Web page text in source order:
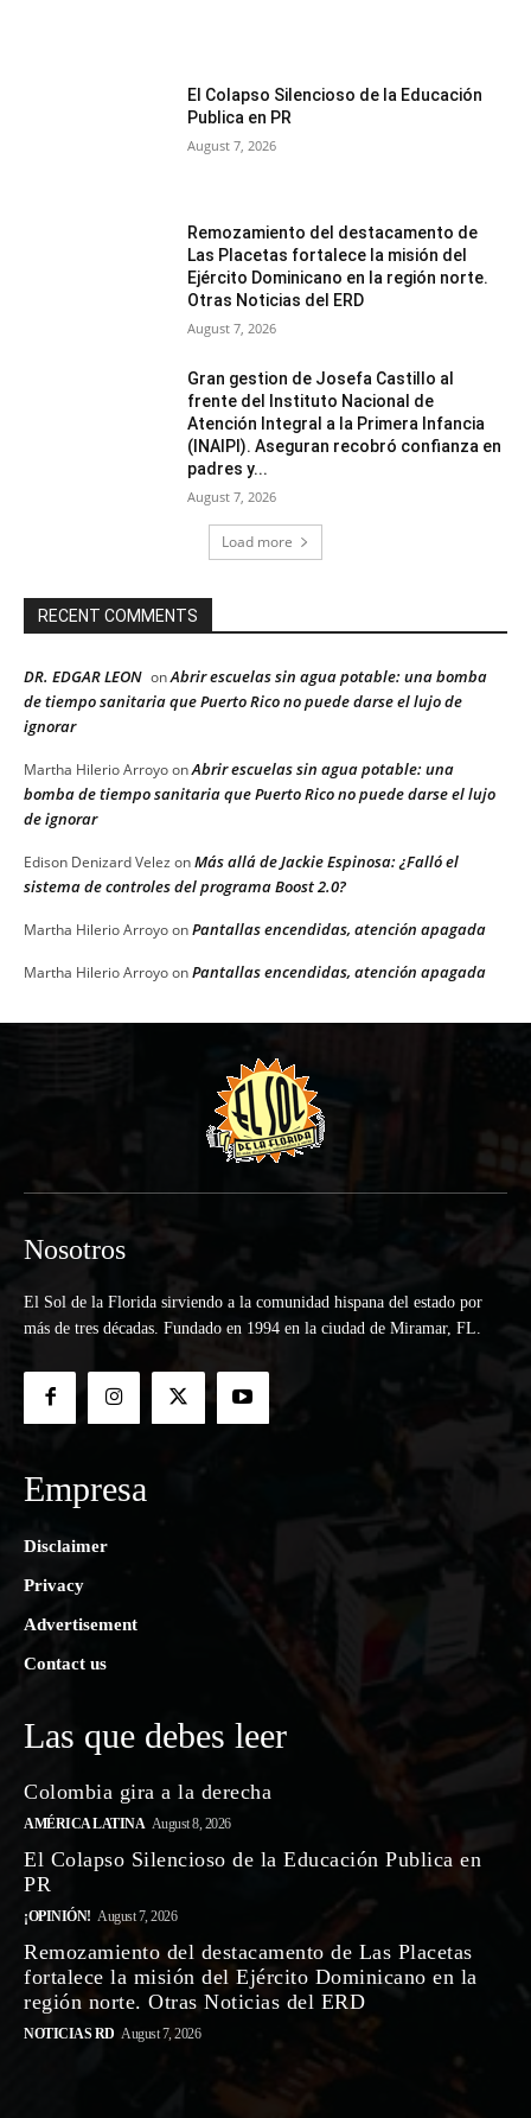
El Colapso Silencioso de la Educación
Publica en PR
August 7, 2026
Remozamiento del destacamento de
Las Placetas fortalece la misión del
Ejército Dominicano en la región norte.
Otras Noticias del ERD
August 7, 2026
Gran gestion de Josefa Castillo al
frente del Instituto Nacional de
Atención Integral a la Primera Infancia
(INAIPI). Aseguran recobró confianza en
padres y...
August 7, 2026
Load more
RECENT COMMENTS
DR. EDGAR LEON onAbrir escuelas sin agua potable: una bomba
de tiempo sanitaria que Puerto Rico no puede darse el lujo de
ignorar
Martha Hilerio ArroyoonAbrir escuelas sin agua potable: una
bomba de tiempo sanitaria que Puerto Rico no puede darse el lujo
de ignorar
Edison Denizard Velez onMás allá de Jackie Espinosa: ¿Falló el
sistema de controles del programa Boost 2.0?
Martha Hilerio ArroyoonPantallas encendidas, atención apagada
Martha Hilerio ArroyoonPantallas encendidas, atención apagada
Nosotros
El Sol de la Florida sirviendo a la comunidad hispana del estado por
más de tres décadas. Fundado en 1994 en la ciudad de Miramar, FL.
Empresa
Disclaimer
Privacy
Advertisement
Contact us
Las que debes leer
Colombia gira a la derecha
AMÉRICA LATINA August 8, 2026
El Colapso Silencioso de la Educación Publica en
PR
¡OPINIÓN! August 7, 2026
Remozamiento del destacamento de Las Placetas
fortalece la misión del Ejército Dominicano en la
región norte. Otras Noticias del ERD
NOTICIAS RD August 7, 2026